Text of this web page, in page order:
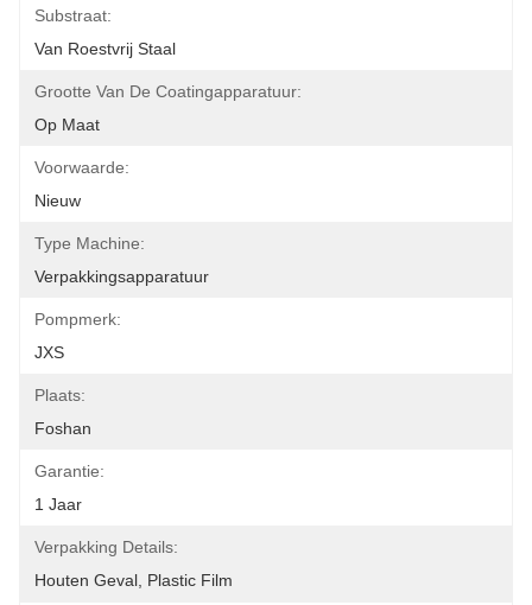
Substraat:
Van Roestvrij Staal
Grootte Van De Coatingapparatuur:
Op Maat
Voorwaarde:
Nieuw
Type Machine:
Verpakkingsapparatuur
Pompmerk:
JXS
Plaats:
Foshan
Garantie:
1 Jaar
Verpakking Details:
Houten Geval, Plastic Film